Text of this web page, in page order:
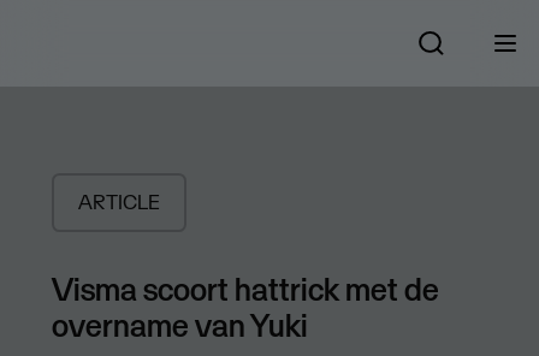
ARTICLE
Visma scoort hattrick met de
overname van Yuki